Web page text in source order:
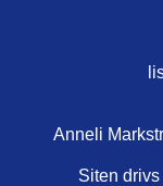
Anneli
Siten